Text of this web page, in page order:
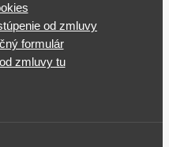
od zmluvy
formulár
zmluvy tu